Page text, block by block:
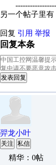
另一个帖子里有
回复 引用 举报
回复本条
发表回复
羿龙小叶
关注 私信
精华：0帖